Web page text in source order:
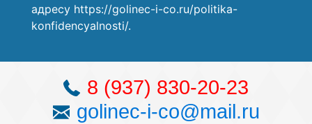
адресу https://golinec-i-co.ru/politika-
konfidencyalnosti/.
8 (937) 830-20-23
golinec-i-co@mail.ru